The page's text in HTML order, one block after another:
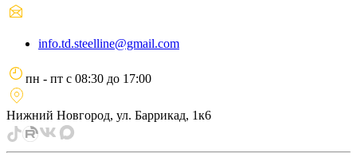
info.td.steelline@gmail.com
пн - пт с 08:30 до 17:00
Нижний Новгород, ул. Баррикад, 1к6